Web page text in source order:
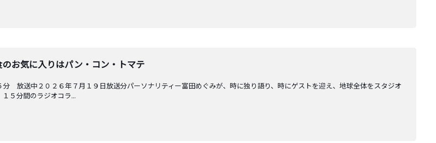
お気に入りはパン・コン・トマテ
放送中２０２６年７月１９日放送分パーソナリティー富田めぐみが、時に独り語り、時にゲストを迎え、地球全体をスタジオ
５分間のラジオコラ...